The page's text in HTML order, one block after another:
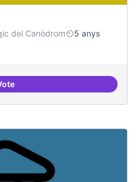
del Canòdrom
5 anys
Un espai d'utopies